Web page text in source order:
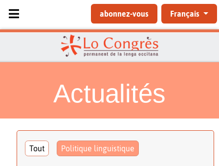
Sélectionnez votre langue
abonnez-vous Français
Actualités
Tout Politique linguistique